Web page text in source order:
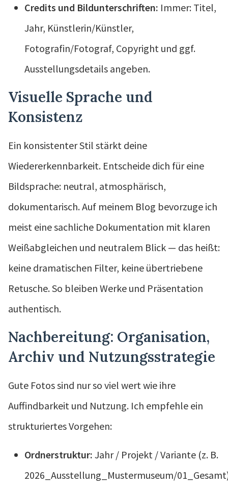
Credits und Bildunterschriften: Immer: Titel,
Jahr, Künstlerin/Künstler,
Fotografin/Fotograf, Copyright und ggf.
Ausstellungsdetails angeben.
Visuelle Sprache und
Konsistenz
Ein konsistenter Stil stärkt deine
Wiedererkennbarkeit. Entscheide dich für eine
Bildsprache: neutral, atmosphärisch,
dokumentarisch. Auf meinem Blog bevorzuge ich
meist eine sachliche Dokumentation mit klaren
Weißabgleichen und neutralem Blick — das heißt:
keine dramatischen Filter, keine übertriebene
Retusche. So bleiben Werke und Präsentation
authentisch.
Nachbereitung: Organisation,
Archiv und Nutzungsstrategie
Gute Fotos sind nur so viel wert wie ihre
Auffindbarkeit und Nutzung. Ich empfehle ein
strukturiertes Vorgehen:
Ordnerstruktur: Jahr / Projekt / Variante (z. B.
2026_Ausstellung_Mustermuseum/